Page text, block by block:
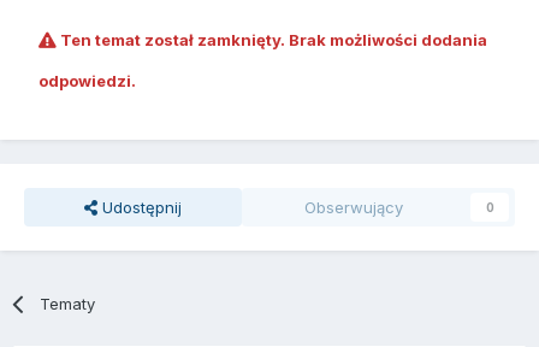
Ten temat został zamknięty. Brak możliwości dodania
odpowiedzi.
Udostępnij Obserwujący 0
Tematy